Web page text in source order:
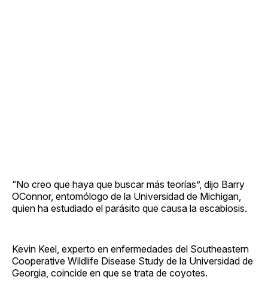
“No creo que haya que buscar más teorías”, dijo Barry
OConnor, entomólogo de la Universidad de Michigan,
quien ha estudiado el parásito que causa la escabiosis.
Kevin Keel, experto en enfermedades del Southeastern
Cooperative Wildlife Disease Study de la Universidad de
Georgia, coincide en que se trata de coyotes.